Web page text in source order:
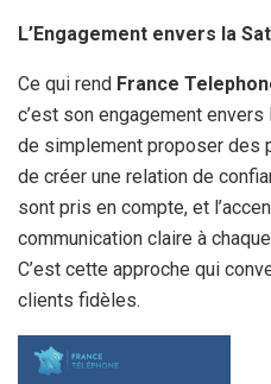
L’Engagement envers la
Ce qui rend France
c’est son engagement
de simplement proposer des
de créer une relation de
sont pris en compte, et
communication claire à
C’est cette approche qui
clients fidèles.